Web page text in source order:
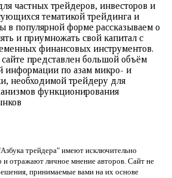
частных трейдеров, инвесторов и
тематикой трейдинга и
в популярной форме рассказываем о
и приумножать свой капитал с
финансовых инструментов.
представлен большой объём
информации по азам микро- и
необходимой трейдеру для
функционирования
трейдера" имеют исключительно
отражают личное мнение авторов. Сайт не
принимаемые вами на их основе